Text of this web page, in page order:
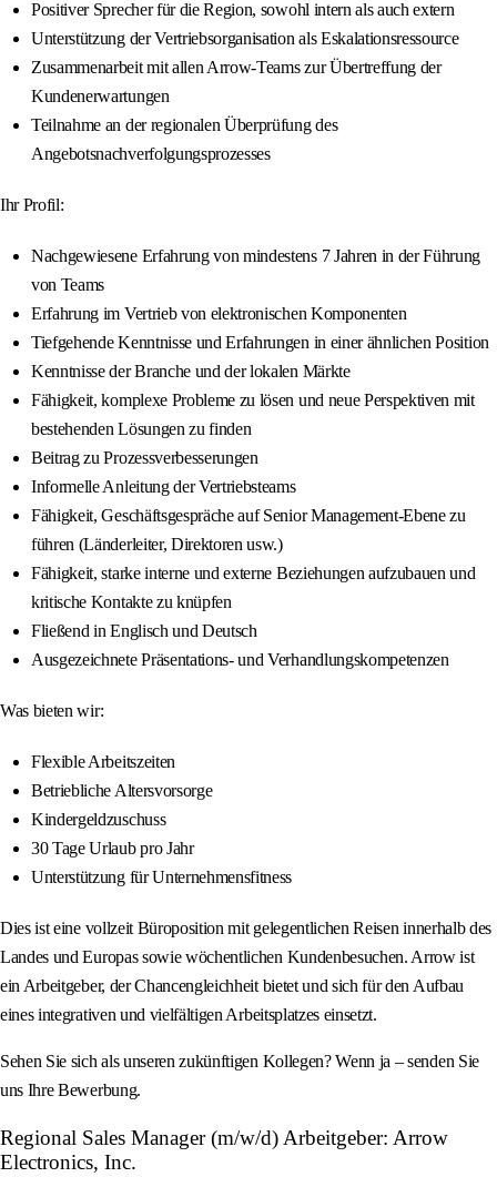
Positiver Sprecher für die Region, sowohl intern als auch extern
Unterstützung der Vertriebsorganisation als Eskalationsressource
Zusammenarbeit mit allen Arrow-Teams zur Übertreffung der
Kundenerwartungen
Teilnahme an der regionalen Überprüfung des
Angebotsnachverfolgungsprozesses
Ihr Profil:
Nachgewiesene Erfahrung von mindestens 7 Jahren in der Führung
von Teams
Erfahrung im Vertrieb von elektronischen Komponenten
Tiefgehende Kenntnisse und Erfahrungen in einer ähnlichen Position
Kenntnisse der Branche und der lokalen Märkte
Fähigkeit, komplexe Probleme zu lösen und neue Perspektiven mit
bestehenden Lösungen zu finden
Beitrag zu Prozessverbesserungen
Informelle Anleitung der Vertriebsteams
Fähigkeit, Geschäftsgespräche auf Senior Management-Ebene zu
führen (Länderleiter, Direktoren usw.)
Fähigkeit, starke interne und externe Beziehungen aufzubauen und
kritische Kontakte zu knüpfen
Fließend in Englisch und Deutsch
Ausgezeichnete Präsentations- und Verhandlungskompetenzen
Was bieten wir:
Flexible Arbeitszeiten
Betriebliche Altersvorsorge
Kindergeldzuschuss
30 Tage Urlaub pro Jahr
Unterstützung für Unternehmensfitness
Dies ist eine vollzeit Büroposition mit gelegentlichen Reisen innerhalb des
Landes und Europas sowie wöchentlichen Kundenbesuchen. Arrow ist
ein Arbeitgeber, der Chancengleichheit bietet und sich für den Aufbau
eines integrativen und vielfältigen Arbeitsplatzes einsetzt.
Sehen Sie sich als unseren zukünftigen Kollegen? Wenn ja – senden Sie
uns Ihre Bewerbung.
Regional Sales Manager (m/w/d) Arbeitgeber: Arrow
Electronics, Inc.